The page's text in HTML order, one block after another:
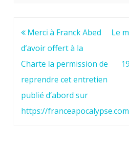
Navigation
de
l’article
Merci à Franck Abed
d’avoir offert à la
Charte la permission de
reprendre cet entretien
publié d’abord sur
https://
Le